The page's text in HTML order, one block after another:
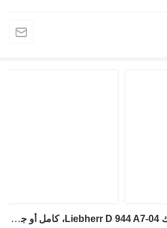
المحرك Liebherr محرك Liebherr D 944 A7-04، كامل أو جزئي لـ آلات البناء